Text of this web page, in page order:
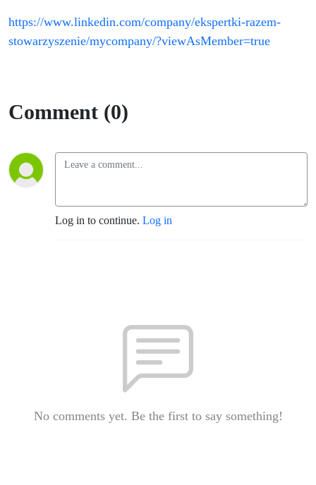
https://www.linkedin.com/company/ekspertki-razem-
stowarzyszenie/mycompany/?viewAsMember=true
Comment (0)
Log in to continue. Log in
No comments yet. Be the first to say something!